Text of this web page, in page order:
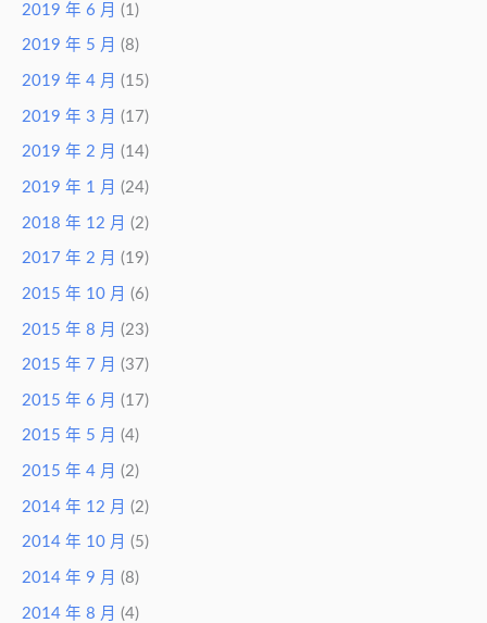
2019 年 6 月 (1)
2019 年 5 月 (8)
2019 年 4 月 (15)
2019 年 3 月 (17)
2019 年 2 月 (14)
2019 年 1 月 (24)
2018 年 12 月 (2)
2017 年 2 月 (19)
2015 年 10 月 (6)
2015 年 8 月 (23)
2015 年 7 月 (37)
2015 年 6 月 (17)
2015 年 5 月 (4)
2015 年 4 月 (2)
2014 年 12 月 (2)
2014 年 10 月 (5)
2014 年 9 月 (8)
2014 年 8 月 (4)